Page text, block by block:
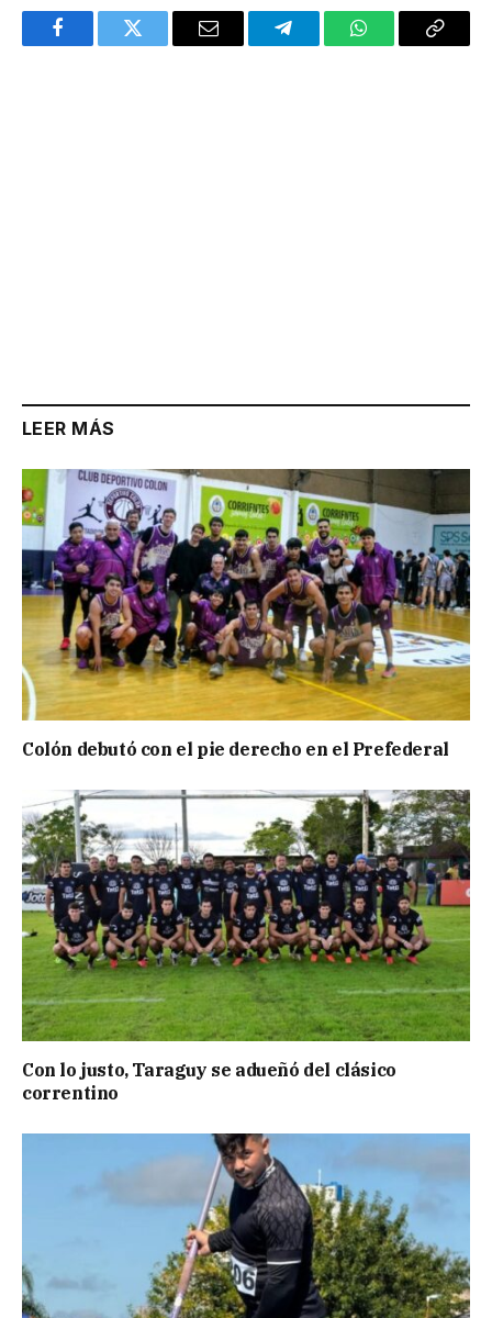
FacebookTwitter Email TelegramWhatsAppCopy
LEER MÁS
Colón debutó con el pie derecho en el Prefederal
Con lo justo, Taraguy se adueñó del clásico
correntino